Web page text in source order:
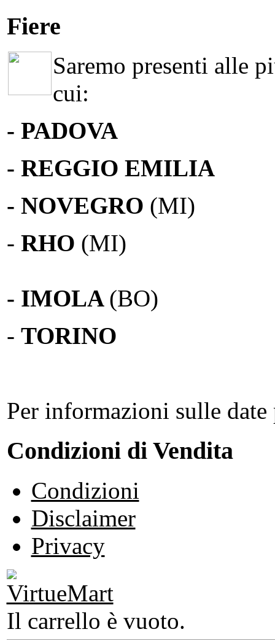
Fiere
Saremo presenti alle
cui:
- PADOVA
- REGGIO EMILIA
- NOVEGRO (MI)
- RHO (MI)
- IMOLA (BO)
- TORINO
Per informazioni sulle
Condizioni di Vendita
Condizioni
Disclaimer
Privacy
Il carrello è vuoto.